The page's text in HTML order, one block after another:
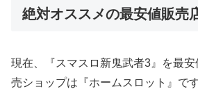
絶対オススメの最安値販売
現在、『スマスロ新鬼武者3』を最
売ショップは『ホームスロット』です